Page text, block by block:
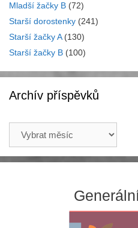
Mladší žačky B (72)
Starší dorostenky (241)
Starší žačky A(130)
Starší žačky B (100)
Archív příspěvků
příspěvků